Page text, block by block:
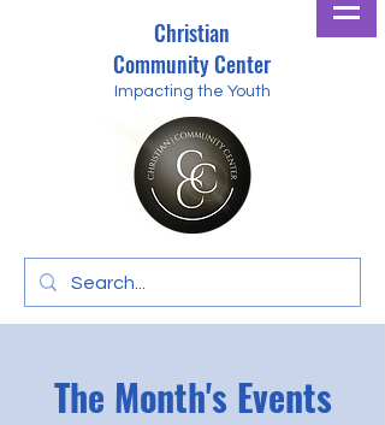
Christian
Community Center
Impacting the Youth
The Month's Events